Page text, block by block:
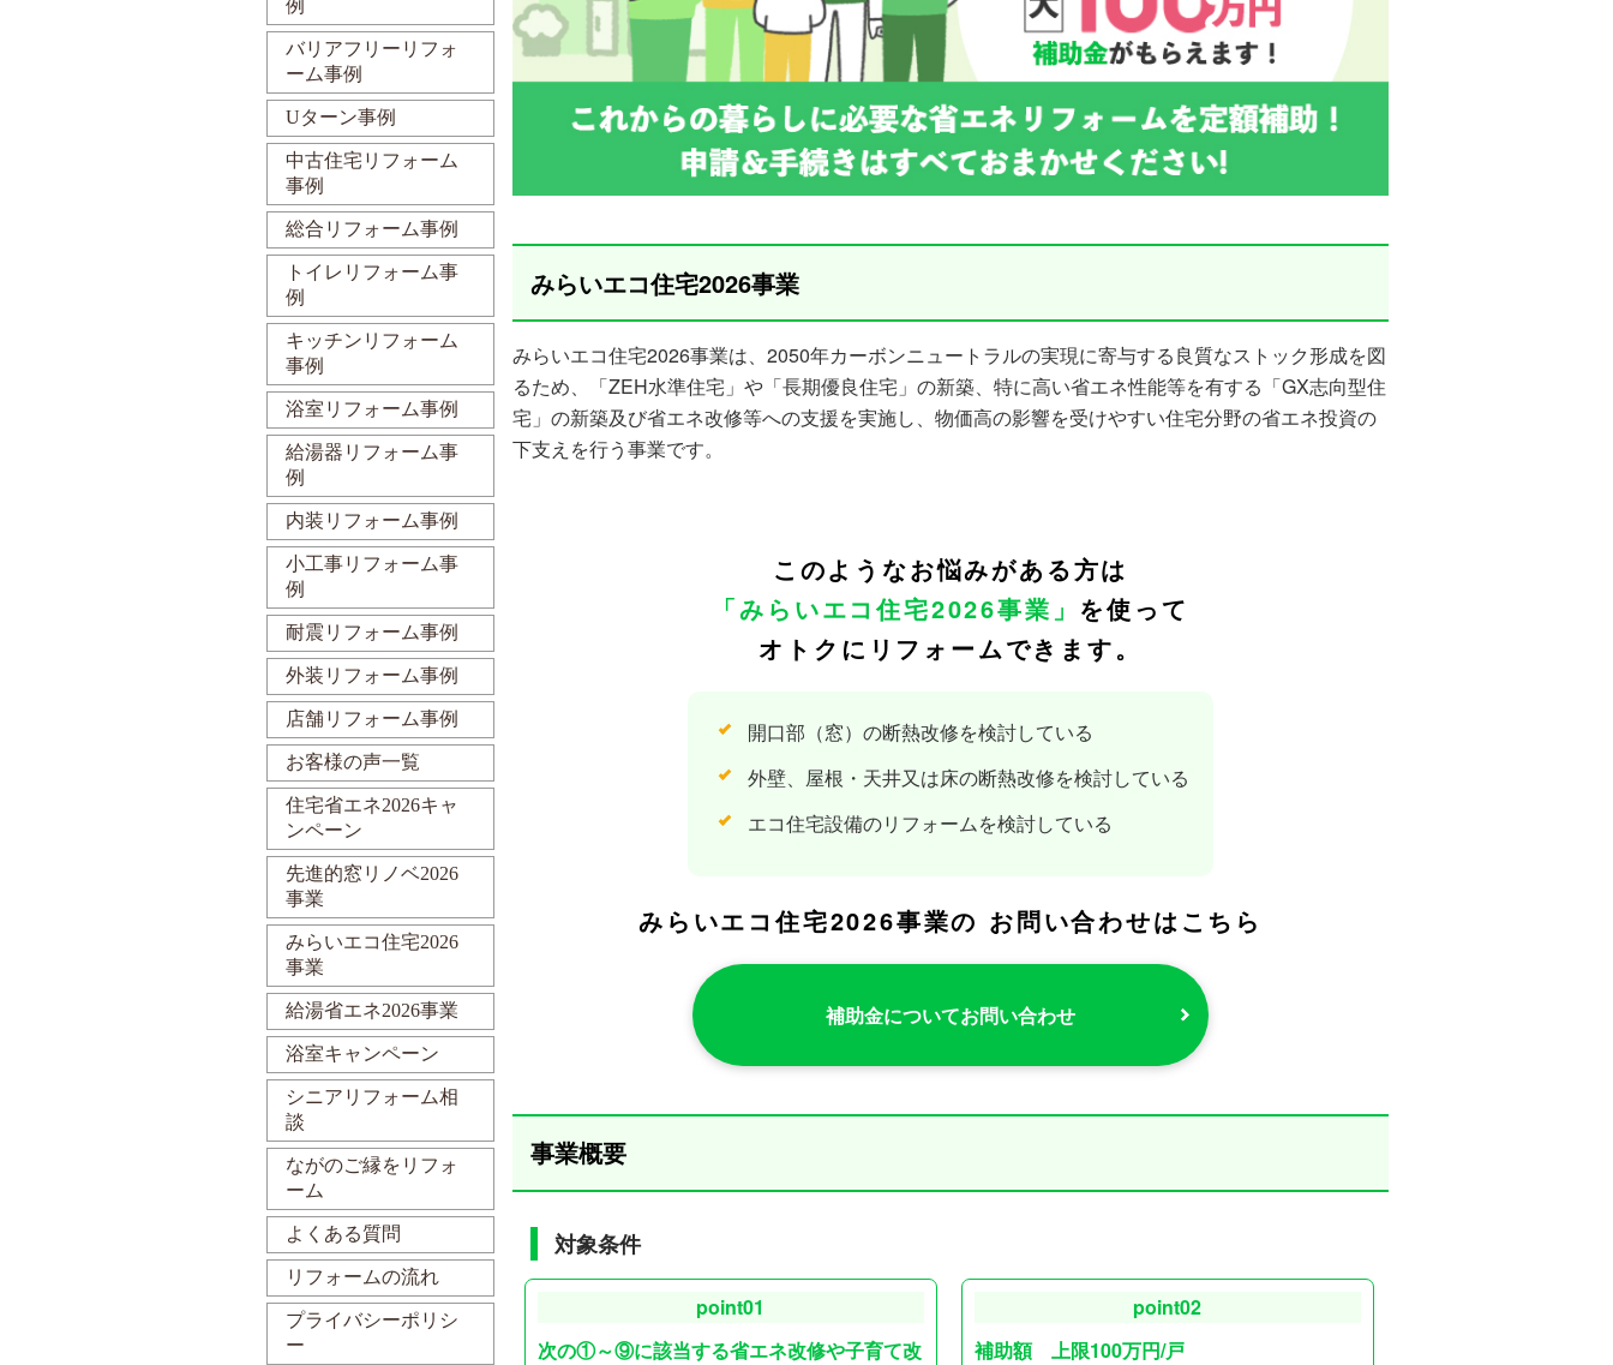
みらいエコ住宅2026事業
みらいエコ住宅2026事業は、2050年カーボンニュートラルの実現に寄与する良質なストック形成を図
るため、「ZEH水準住宅」や「長期優良住宅」の新築、特に高い省エネ性能等を有する「GX志向型住
宅」の新築及び省エネ改修等への支援を実施し、物価高の影響を受けやすい住宅分野の省エネ投資の
下支えを行う事業です。
このようなお悩みがある方は
「みらいエコ住宅2026事業」 を使って
オトクにリフォームできます。
開口部（窓）の断熱改修を検討している
外壁、屋根・天井又は床の断熱改修を検討している
エコ住宅設備のリフォームを検討している
みらいエコ住宅2026事業の お問い合わせはこちら
補助金についてお問い合わせ
事業概要
対象条件
point01
次の①～⑨に該当する省エネ改修や子育て改
point02
補助額 上限100万円/戸
例
バリアフリーリフォ
ーム事例
Uターン事例
中古住宅リフォーム
事例
総合リフォーム事例
トイレリフォーム事
例
キッチンリフォーム
事例
浴室リフォーム事例
給湯器リフォーム事
例
内装リフォーム事例
小工事リフォーム事
例
耐震リフォーム事例
外装リフォーム事例
店舗リフォーム事例
お客様の声一覧
住宅省エネ2026キャ
ンペーン
先進的窓リノベ2026
事業
みらいエコ住宅2026
事業
給湯省エネ2026事業
浴室キャンペーン
シニアリフォーム相
談
ながのご縁をリフォ
ーム
よくある質問
リフォームの流れ
プライバシーポリシ
ー